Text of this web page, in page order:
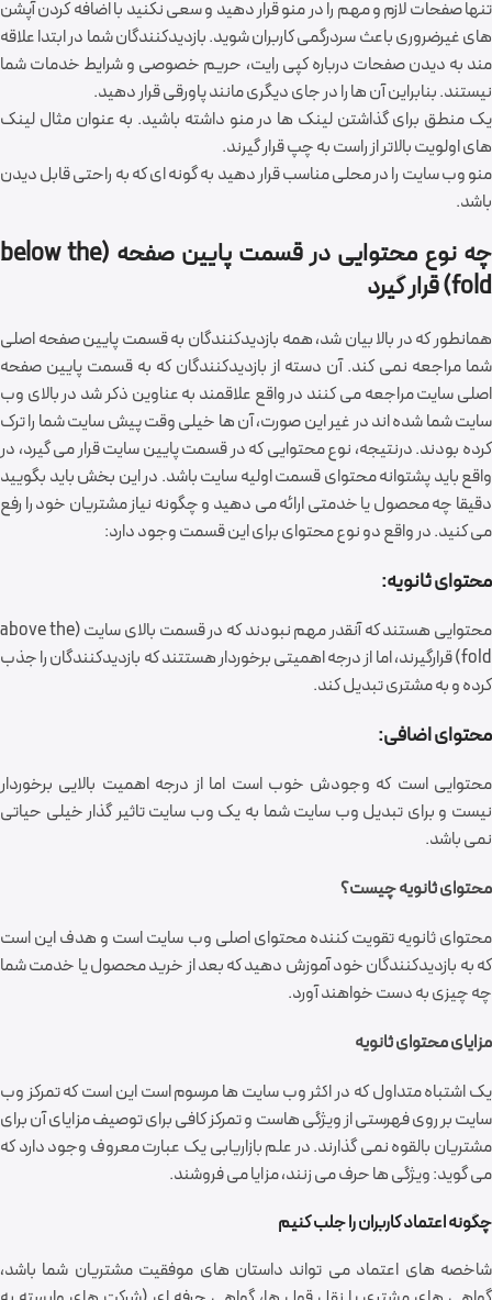
تنها صفحات لازم و مهم را در منو قرار دهید و سعی نکنید با اضافه کردن آپشن
های غیرضروری باعث سردرگمی کاربران شوید. بازدیدکنندگان شما در ابتدا علاقه
مند به دیدن صفحات درباره کپی رایت، حریم خصوصی و شرایط خدمات شما
نیستند. بنابراین آن ها را در جای دیگری مانند پاورقی قرار دهید.
یک منطق برای گذاشتن لینک ها در منو داشته باشید. به عنوان مثال لینک
های اولویت بالاتر از راست به چپ قرار گیرند.
منو وب سایت را در محلی مناسب قرار دهید به گونه ای که به راحتی قابل دیدن
باشد.
چه نوع محتوایی در قسمت پایین صفحه (below the
fold) قرار گیرد
همانطور که در بالا بیان شد، همه بازدیدکنندگان به قسمت پایین صفحه اصلی
شما مراجعه نمی کند. آن دسته از بازدیدکنندگان که به قسمت پایین صفحه
اصلی سایت مراجعه می کنند در واقع علاقمند به عناوین ذکر شد در بالای وب
سایت شما شده اند در غیر این صورت، آن ها خیلی وقت پیش سایت شما را ترک
کرده بودند. درنتیجه، نوع محتوایی که در قسمت پایین سایت قرار می گیرد، در
واقع باید پشتوانه محتوای قسمت اولیه سایت باشد. در این بخش باید بگویید
دقیقا چه محصول یا خدمتی ارائه می دهید و چگونه نیاز مشتریان خود را رفع
می کنید. در واقع دو نوع محتوای برای این قسمت وجود دارد:
محتوای ثانویه:
محتوایی هستند که آنقدر مهم نبودند که در قسمت بالای سایت (above the
fold) قرارگیرند، اما از درجه اهمیتی برخوردار هستتند که بازدیدکنندگان را جذب
کرده و به مشتری تبدیل کند.
محتوای اضافی:
محتوایی است که وجودش خوب است اما از درجه اهمیت بالایی برخوردار
نیست و برای تبدیل وب سایت شما به یک وب سایت تاثیر گذار خیلی حیاتی
نمی باشد.
محتوای ثانویه چیست؟
محتوای ثانویه تقویت کننده محتوای اصلی وب سایت است و هدف این است
که به بازدیدکنندگان خود آموزش دهید که بعد از خرید محصول یا خدمت شما
چه چیزی به دست خواهند آورد.
مزایای محتوای ثانویه
یک اشتباه متداول که در اکثر وب سایت ها مرسوم است این است که تمرکز وب
سایت بر روی فهرستی از ویژگی هاست و تمرکز کافی برای توصیف مزایای آن برای
مشتریان بالقوه نمی گذارند. در علم بازاریابی یک عبارت معروف وجود دارد که
می گوید: ویژگی ها حرف می زنند، مزایا می فروشند.
چگونه اعتماد کاربران را جلب کنیم
شاخصه های اعتماد می تواند داستان های موفقیت مشتریان شما باشد،